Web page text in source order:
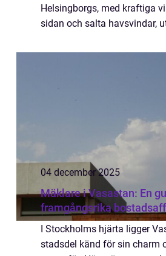
Helsingborgs, med kraftiga
sidan och salta havsvindar,
04 december 2025
Mäklare i Vasastan: En
framgångsrika
I Stockholms hjärta ligger
stadsdel känd för sin charm